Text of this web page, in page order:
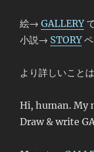
絵→GALLERY
小説→ STORYペ
より詳しいこと
Hi, human. My
Draw & write